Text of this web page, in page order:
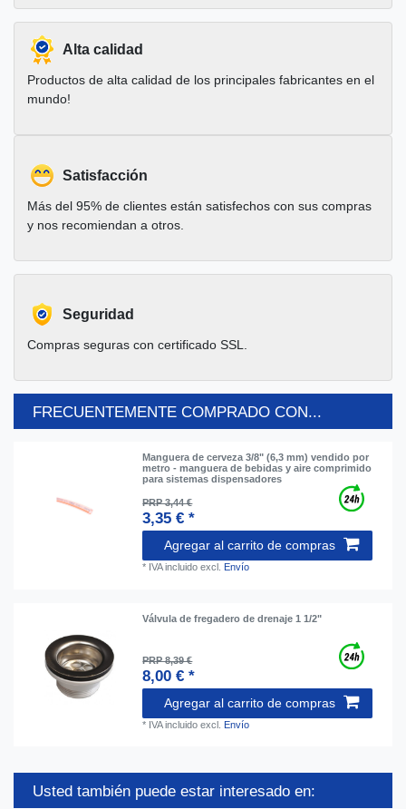
Alta calidad
Productos de alta calidad de los principales fabricantes en el
mundo!
Satisfacción
Más del 95% de clientes están satisfechos con sus compras
y nos recomiendan a otros.
Seguridad
Compras seguras con certificado SSL.
FRECUENTEMENTE COMPRADO CON...
Manguera de cerveza 3/8" (6,3 mm) vendido por
metro - manguera de bebidas y aire comprimido
para sistemas dispensadores
PRP 3,44 €
3,35 € *
Agregar al carrito de compras
* IVA incluido excl. Envío
Válvula de fregadero de drenaje 1 1/2"
PRP 8,39 €
8,00 € *
Agregar al carrito de compras
* IVA incluido excl. Envío
Usted también puede estar interesado en: